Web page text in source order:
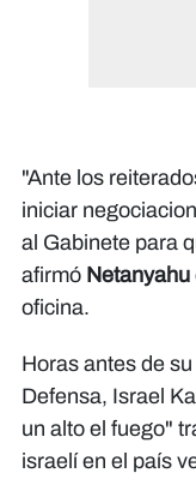
"Ante los
iniciar
al Gabinete para
afirmó Netanyahu
oficina.
Horas antes de
Defensa, Israel
un alto el fuego"
israelí en el país